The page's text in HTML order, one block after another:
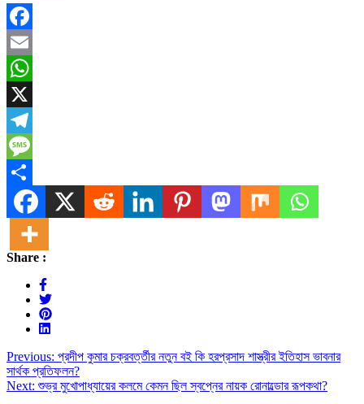
Facebook
Email
WhatsApp
X
Telegram
Message
Share
Share :
Post
navigation
Previous: প্রদীপ কুমার চক্রবর্ত্তীর নতুন বই কি হরপ্রসাদ শাস্ত্রীর ইতিহাস ভাবনার
সার্থক প্রতিফলন?
Next: শুভ্র মুখোপাধ্যায়ের কলমে কেমন ছিল স্বপ্নের নায়ক রোনাল্ডোর রূপকথা?